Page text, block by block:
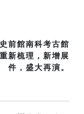
前館南科考古館
新梳理，新增展
件，盛大再演。